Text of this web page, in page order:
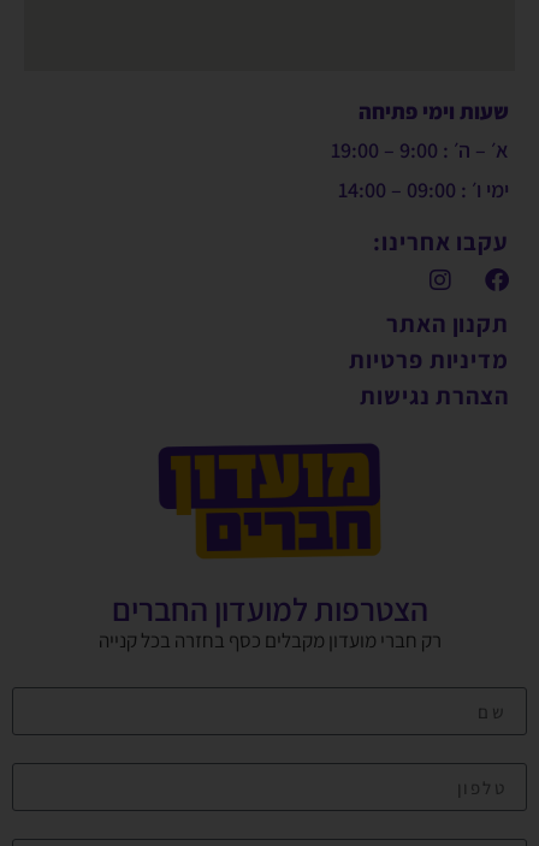
שעות וימי פתיחה
א׳ – ה׳ : 9:00 – 19:00
ימי ו׳ : 09:00 – 14:00
עקבו אחרינו:
תקנון האתר
מדיניות פרטיות
הצהרת נגישות
הצטרפות למועדון החברים
רק חברי מועדון מקבלים כסף בחזרה בכל קנייה